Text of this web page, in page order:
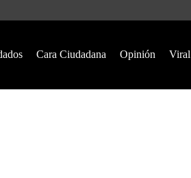
Cara Ciudadana Opinión Viral